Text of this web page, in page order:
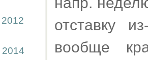
2012
2014
отставку
вообще